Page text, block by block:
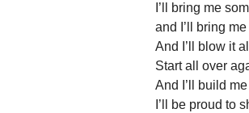
I’ll bring me
and I’ll bring
And I’ll blow it
Start all over
And I’ll build
I’ll be proud to